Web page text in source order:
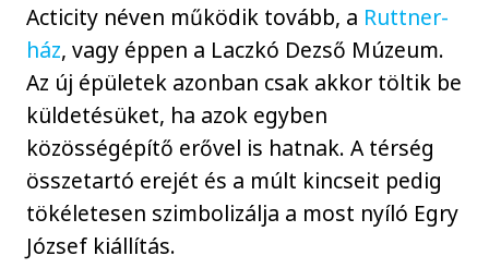
Acticity néven működik tovább, a Ruttner-
ház, vagy éppen a Laczkó Dezső Múzeum.
Az új épületek azonban csak akkor töltik be
küldetésüket, ha azok egyben
közösségépítő erővel is hatnak. A térség
összetartó erejét és a múlt kincseit pedig
tökéletesen szimbolizálja a most nyíló Egry
József kiállítás.